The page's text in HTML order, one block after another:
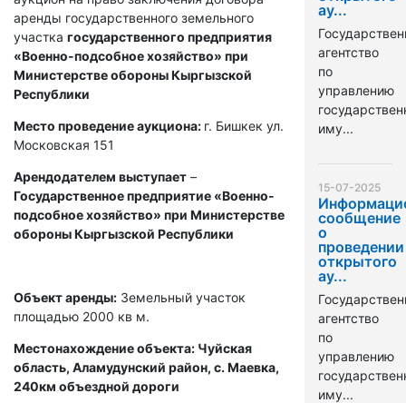
аренды государственного земельного
участка государственного предприятия
«Военно-подсобное хозяйство» при
Министерстве обороны Кыргызской
Республики
Место проведение аукциона: г. Бишкек ул.
Московская 151
Арендодателем выступает –
Государственное предприятие «Военно-
подсобное хозяйство» при Министерстве
обороны Кыргызской Республики
Объект аренды: Земельный участок
площадью 2000 кв м.
Местонахождение объекта: Чуйская
область, Аламудунский район, с. Маевка,
240км объездной дороги
ау...
агентство
по
управлению
иму...
15-07-2025
сообщение
о
проведении
открытого
ау...
агентство
по
управлению
иму...